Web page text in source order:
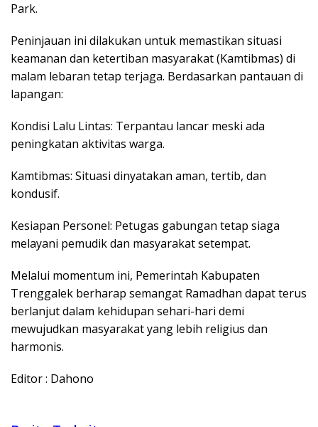
Park.
​Peninjauan ini dilakukan untuk memastikan situasi
keamanan dan ketertiban masyarakat (Kamtibmas) di
malam lebaran tetap terjaga. Berdasarkan pantauan di
lapangan:
​Kondisi Lalu Lintas: Terpantau lancar meski ada
peningkatan aktivitas warga.
​Kamtibmas: Situasi dinyatakan aman, tertib, dan
kondusif.
​Kesiapan Personel: Petugas gabungan tetap siaga
melayani pemudik dan masyarakat setempat.
​Melalui momentum ini, Pemerintah Kabupaten
Trenggalek berharap semangat Ramadhan dapat terus
berlanjut dalam kehidupan sehari-hari demi
mewujudkan masyarakat yang lebih religius dan
harmonis.
Editor : Dahono